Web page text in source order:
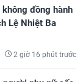
đồng hành
Lệ Nhiệt Ba